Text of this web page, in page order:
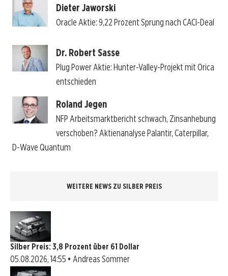
Dieter Jaworski
Oracle Aktie: 9,22 Prozent Sprung nach CACI-Deal
Dr. Robert Sasse
Plug Power Aktie: Hunter-Valley-Projekt mit Orica
entschieden
Roland Jegen
NFP Arbeitsmarktbericht schwach, Zinsanhebung
verschoben? Aktienanalyse Palantir, Caterpillar,
D-Wave Quantum
WEITERE NEWS ZU SILBER PREIS
Silber Preis: 3,8 Prozent über 61 Dollar
05.08.2026, 14:55 • Andreas Sommer